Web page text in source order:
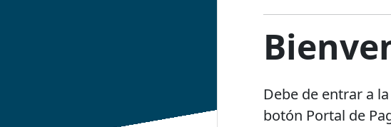
Debe de entrar a
botón Portal de